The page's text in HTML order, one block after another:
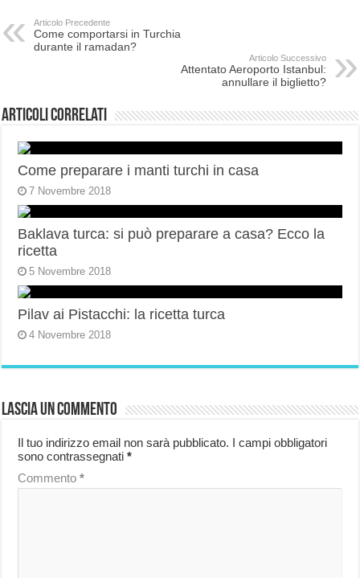
Articolo Precedente
Come comportarsi in Turchia
durante il ramadan?
Articolo Successivo
Attentato Aeroporto Istanbul:
annullare il biglietto?
Articoli correlati
Come preparare i manti turchi in casa
7 Novembre 2018
Baklava turca: si può preparare a casa? Ecco la
ricetta
5 Novembre 2018
Pilav ai Pistacchi: la ricetta turca
4 Novembre 2018
Lascia un commento
Il tuo indirizzo email non sarà pubblicato. I campi obbligatori
sono contrassegnati*
Commento*